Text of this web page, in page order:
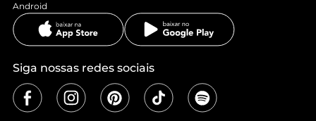
Android
Siga nossas redes sociais